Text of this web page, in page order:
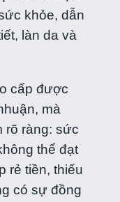
khỏe, dẫn
làn da và
cấp được
mà
rõ ràng: sức
thể đạt
rẻ tiền, thiếu
có sự đồng